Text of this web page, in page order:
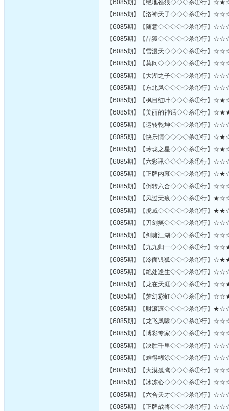
【6085期】【绝地苍狼◇◇◇杀
【6085期】【洛神天子◇◇◇杀
【6085期】【随意◇◇◇◇◇杀①
【6085期】【晶狐◇◇◇◇◇杀①
【6085期】【雪漫天◇◇◇◇杀
【6085期】【莫问◇◇◇◇◇杀①
【6085期】【大湖之子◇◇◇杀
【6085期】【东北风◇◇◇◇杀
【6085期】【枫目红叶◇◇◇杀
【6085期】【美丽的神话◇◇
【6085期】【运转乾坤◇◇◇杀
【6085期】【快乐情◇◇◇◇杀
【6085期】【玲珑之星◇◇◇杀
【6085期】【六彩讯◇◇◇◇杀
【6085期】【正牌内幕◇◇◇杀
【6085期】【倒转六合◇◇◇杀
【6085期】【风过无痕◇◇◇杀
【6085期】【虎威◇◇◇◇◇杀①
【6085期】【刀剑笑◇◇◇◇杀
【6085期】【剑啸江湖◇◇◇杀
【6085期】【九九归一◇◇◇杀
【6085期】【冷面银狐◇◇◇杀
【6085期】【绝处逢生◇◇◇杀
【6085期】【龙在天涯◇◇◇杀
【6085期】【梦幻彩虹◇◇◇杀
【6085期】【财滚滚◇◇◇◇杀
【6085期】【龙飞凤啸◇◇◇杀
【6085期】【博彩专家◇◇◇杀
【6085期】【决胜千里◇◇◇杀
【6085期】【难得糊涂◇◇◇杀
【6085期】【大漠孤鹰◇◇◇杀
【6085期】【冰冻心◇◇◇◇杀
【6085期】【六合天才◇◇◇杀
【6085期】【正牌战将◇◇◇杀